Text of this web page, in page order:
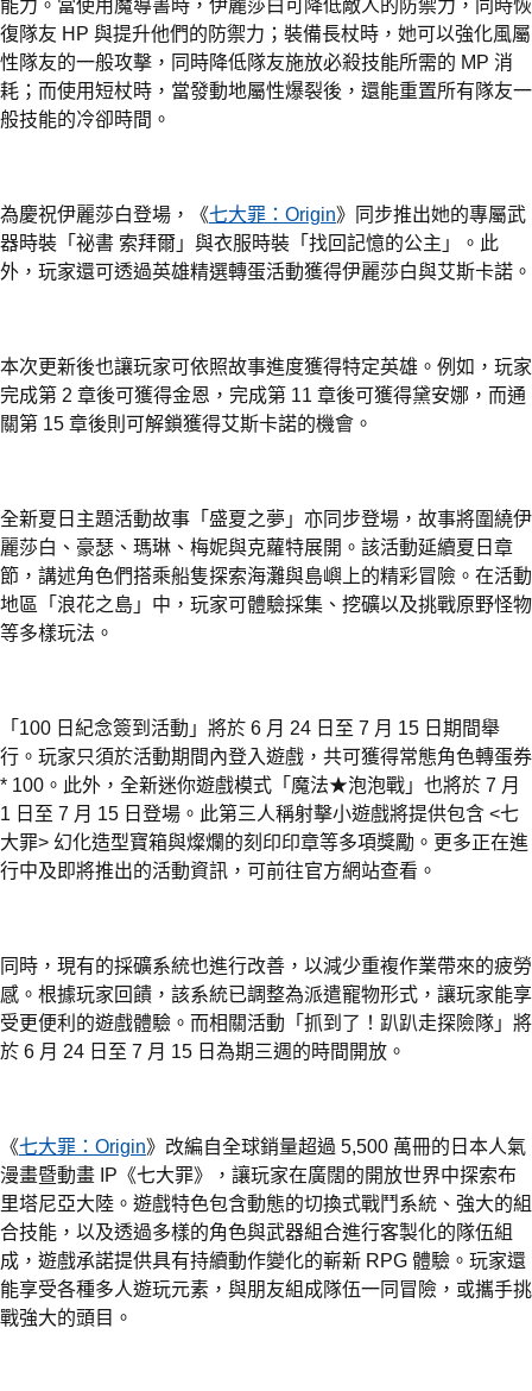
能力。當使用魔導書時，伊麗莎白可降低敵人的防禦力，同時恢
復隊友 HP 與提升他們的防禦力；裝備長杖時，她可以強化風屬
性隊友的一般攻擊，同時降低隊友施放必殺技能所需的 MP 消
耗；而使用短杖時，當發動地屬性爆裂後，還能重置所有隊友一
般技能的冷卻時間。
為慶祝伊麗莎白登場，《七大罪：Origin》同步推出她的專屬武
器時裝「祕書 索拜爾」與衣服時裝「找回記憶的公主」。此
外，玩家還可透過英雄精選轉蛋活動獲得伊麗莎白與艾斯卡諾。
本次更新後也讓玩家可依照故事進度獲得特定英雄。例如，玩家
完成第 2 章後可獲得金恩，完成第 11 章後可獲得黛安娜，而通
關第 15 章後則可解鎖獲得艾斯卡諾的機會。
全新夏日主題活動故事「盛夏之夢」亦同步登場，故事將圍繞伊
麗莎白、豪瑟、瑪琳、梅妮與克蘿特展開。該活動延續夏日章
節，講述角色們搭乘船隻探索海灘與島嶼上的精彩冒險。在活動
地區「浪花之島」中，玩家可體驗採集、挖礦以及挑戰原野怪物
等多樣玩法。
「100 日紀念簽到活動」將於 6 月 24 日至 7 月 15 日期間舉
行。玩家只須於活動期間內登入遊戲，共可獲得常態角色轉蛋券
* 100。此外，全新迷你遊戲模式「魔法★泡泡戰」也將於 7 月
1 日至 7 月 15 日登場。此第三人稱射擊小遊戲將提供包含 <七
大罪> 幻化造型寶箱與燦爛的刻印印章等多項獎勵。更多正在進
行中及即將推出的活動資訊，可前往官方網站查看。
同時，現有的採礦系統也進行改善，以減少重複作業帶來的疲勞
感。根據玩家回饋，該系統已調整為派遣寵物形式，讓玩家能享
受更便利的遊戲體驗。而相關活動「抓到了！趴趴走探險隊」將
於 6 月 24 日至 7 月 15 日為期三週的時間開放。
《七大罪：Origin》改編自全球銷量超過 5,500 萬冊的日本人氣
漫畫暨動畫 IP《七大罪》，讓玩家在廣闊的開放世界中探索布
里塔尼亞大陸。遊戲特色包含動態的切換式戰鬥系統、強大的組
合技能，以及透過多樣的角色與武器組合進行客製化的隊伍組
成，遊戲承諾提供具有持續動作變化的嶄新 RPG 體驗。玩家還
能享受各種多人遊玩元素，與朋友組成隊伍一同冒險，或攜手挑
戰強大的頭目。